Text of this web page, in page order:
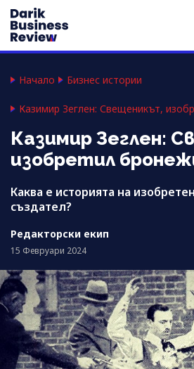
Начало Бизнес истории
Казимир Зеглен: Свещеникът,
Казимир Зеглен:
изобретил
Каква е историята на
създател?
Редакторски екип
15 Февруари 2024